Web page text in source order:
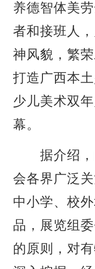
养德智体美
者和接班人
神风貌，繁
打造广西本
少儿美术双
幕。
据介绍，
会各界广泛
中小学、校
品，展览组
的原则，对